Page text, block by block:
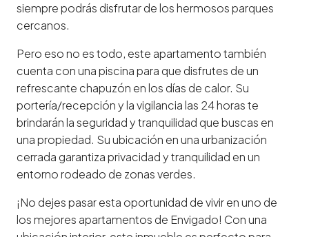
siempre podrás disfrutar de los hermosos parques
cercanos.
Pero eso no es todo, este apartamento también
cuenta con una piscina para que disfrutes de un
refrescante chapuzón en los días de calor. Su
portería/recepción y la vigilancia las 24 horas te
brindarán la seguridad y tranquilidad que buscas en
una propiedad. Su ubicación en una urbanización
cerrada garantiza privacidad y tranquilidad en un
entorno rodeado de zonas verdes.
¡No dejes pasar esta oportunidad de vivir en uno de
los mejores apartamentos de Envigado! Con una